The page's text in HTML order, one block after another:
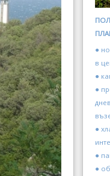
●
в
●
●
●
●
●